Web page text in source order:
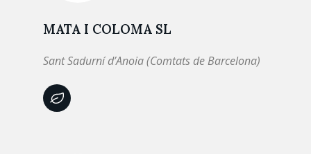
MATA I COLOMA SL
Sant Sadurní d’Anoia (Comtats de Barcelona)